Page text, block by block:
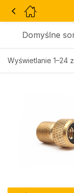
Wyświetlanie 1–24
Domyślne